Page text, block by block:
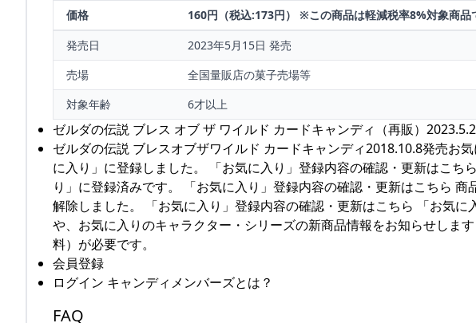
価格
160円（税込:173円） ※この商品は軽減税率8%対象商品
発売日
2023年5月15日 発売
売場
全国量販店の菓子売場等
対象年齢
6才以上
ゼルダの伝説 ブレス オブ ザ ワイルド カードキャンディ（再販）
ゼルダの伝説 ブレスオブザワイルド カードキャンディ2018.10.8発売お
に入り」に登録しました。 「お気に入り」登録内容の確認・更新はこち
り」に登録済みです。 「お気に入り」登録内容の確認・更新はこちら
解除しました。 「お気に入り」登録内容の確認・更新はこちら 「お気
や、お気に入りのキャラクター・シリーズの新商品情報をお知らせしま
料）が必要です。
会員登録
ログイン キャンディメンバーズとは？
FAQ